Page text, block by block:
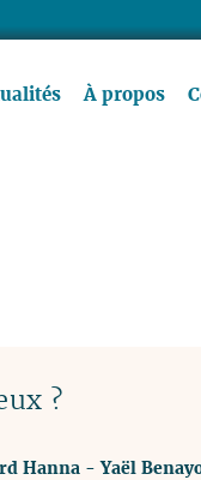
À propos
?
Hanna-Yaël